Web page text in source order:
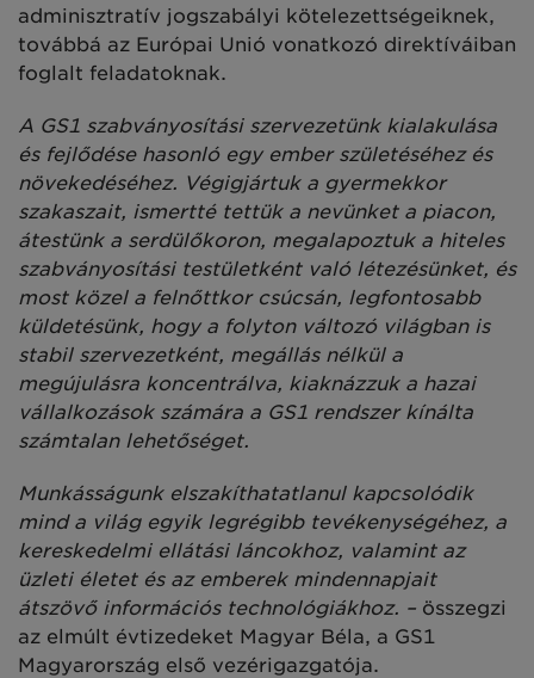
adminisztratív jogszabályi kötelezettségeiknek,
továbbá az Európai Unió vonatkozó direktíváiban
foglalt feladatoknak.
A GS1 szabványosítási szervezetünk kialakulása
és fejlődése hasonló egy ember születéséhez és
növekedéséhez. Végigjártuk a gyermekkor
szakaszait, ismertté tettük a nevünket a piacon,
átestünk a serdülőkoron, megalapoztuk a hiteles
szabványosítási testületként való létezésünket, és
most közel a felnőttkor csúcsán, legfontosabb
küldetésünk, hogy a folyton változó világban is
stabil szervezetként, megállás nélkül a
megújulásra koncentrálva, kiaknázzuk a hazai
vállalkozások számára a GS1 rendszer kínálta
számtalan lehetőséget.
Munkásságunk elszakíthatatlanul kapcsolódik
mind a világ egyik legrégibb tevékenységéhez, a
kereskedelmi ellátási láncokhoz, valamint az
üzleti életet és az emberek mindennapjait
átszövő információs technológiákhoz. – összegzi
az elmúlt évtizedeket Magyar Béla, a GS1
Magyarország első vezérigazgatója.